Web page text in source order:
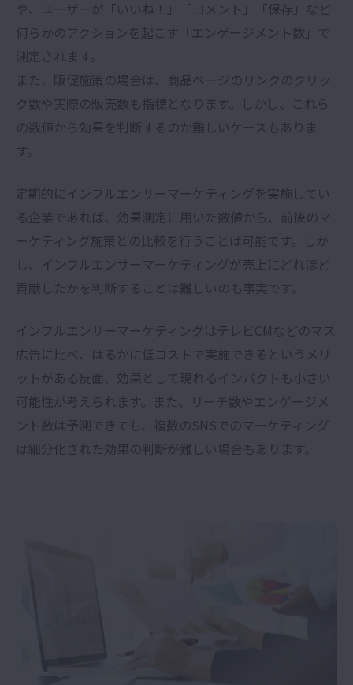
や、ユーザーが「いいね！」「コメント」「保存」など
何らかのアクションを起こす「エンゲージメント数」で
測定されます。
また、販促施策の場合は、商品ページのリンクのクリッ
ク数や実際の販売数も指標となります。しかし、これら
の数値から効果を判断するのか難しいケースもありま
す。
定期的にインフルエンサーマーケティングを実施してい
る企業であれば、効果測定に用いた数値から、前後のマ
ーケティング施策との比較を行うことは可能です。しか
し、インフルエンサーマーケティングが売上にどれほど
貢献したかを判断することは難しいのも事実です。
インフルエンサーマーケティングはテレビCMなどのマス
広告に比べ、はるかに低コストで実施できるというメリ
ットがある反面、効果として現れるインパクトも小さい
可能性が考えられます。また、リーチ数やエンゲージメ
ント数は予測できても、複数のSNSでのマーケティング
は細分化された効果の判断が難しい場合もあります。